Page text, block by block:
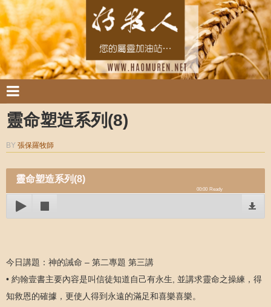
靈命塑造系列(8)
BY 張保羅牧師
靈命塑造系列(8)
00:00 Ready
今日講題：神的誡命 – 第二專題 第三講
• 約翰壹書主要內容是叫信徒知道自己有永生, 並講求靈命之操練，得
知救恩的確據，更使人得到永遠的滿足和喜樂喜樂。